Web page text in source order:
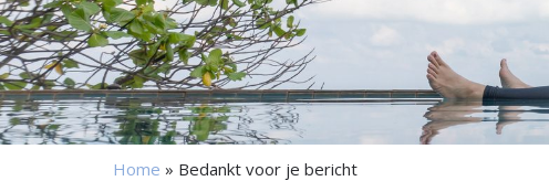
Home » Bedankt voor je bericht